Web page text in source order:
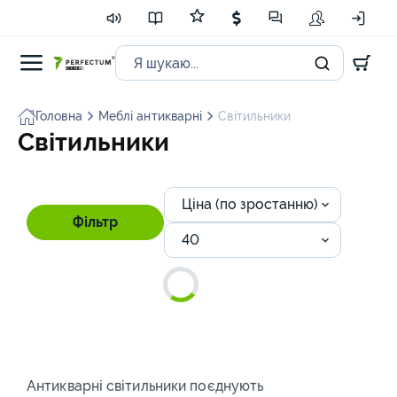
Головна Меблі антикварні Світильники
Світильники
Фільтр
Ціна (по зростанню)
40
Антикварні світильники поєднують